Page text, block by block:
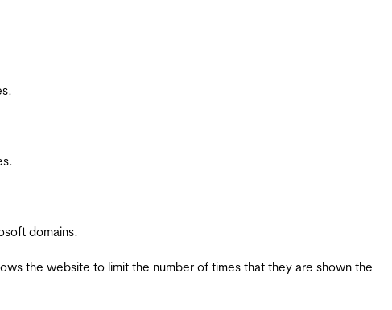
domains.
the website to limit the number of times that they are shown the